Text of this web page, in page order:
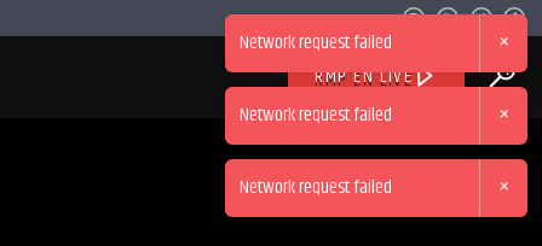
RMP EN LIVE
Network request failed ×
Network request failed ×
Network request failed ×